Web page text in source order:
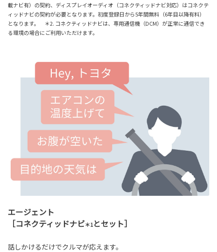
載ナビ有）の契約、ディスプレイオーディオ（コネクティッドナビ対応）はコネクテ
ィッドナビの契約が必要となります。初度登録日から5年間無料（6年目以降有料）
となります。 ＊2. コネクティッドナビは、専用通信機（DCM）が正常に通信でき
る環境の場合にご利用いただけます。
エージェント
［コネクティッドナビ＊1とセット］
話しかけるだけでクルマが応えます。